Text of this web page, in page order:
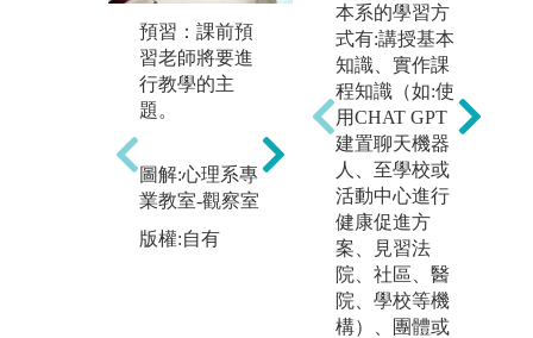
預習：課前預
習老師將要進
行教學的主
題。
圖解:心理系專
業教室-觀察室
版權:自有
口頭報告：上
台表達對某一
議題的看法。
本系期待學生
要能有自己的
觀點，即使可
能不夠成熟或
完整，先練習
建立自己的觀
點，慢慢提升
能力。
本系的學習方
式有:講授基本
知識、實作課
程知識（如:使
用CHAT GPT
建置聊天機器
人、至學校或
活動中心進行
健康促進方
案、見習法
院、社區、醫
院、學校等機
構）、團體或